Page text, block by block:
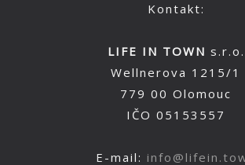
Kontakt:
LIFE IN TOWN s.r.o.
Wellnerova 1215/1
779 00 Olomouc
IČO 05153557
E-mail: